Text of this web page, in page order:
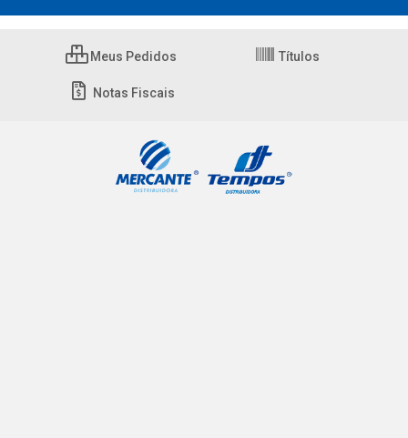
Meus Pedidos Títulos
Notas Fiscais